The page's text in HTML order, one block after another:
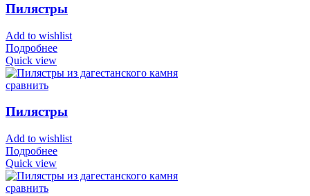
Пилястры
Add to wishlist
Подробнее
Quick view
сравнить
Пилястры
Add to wishlist
Подробнее
Quick view
сравнить